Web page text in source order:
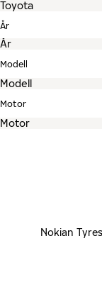
År
Modell
Motor
Nokian